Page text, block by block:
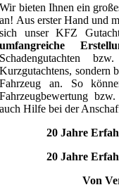
Wir bieten Ihnen ein
an! Aus erster Hand und
sich unser KFZ
umfangreiche
Schadengutachten
Kurzgutachtens, sondern
Fahrzeug an. So
Fahrzeugbewertung
auch Hilfe bei der
20 Jahre
20 Jahre
Von